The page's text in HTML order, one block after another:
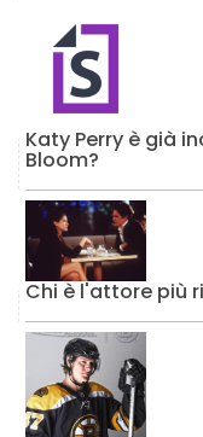
Katy Perry è già
Bloom?
Chi è l'attore più